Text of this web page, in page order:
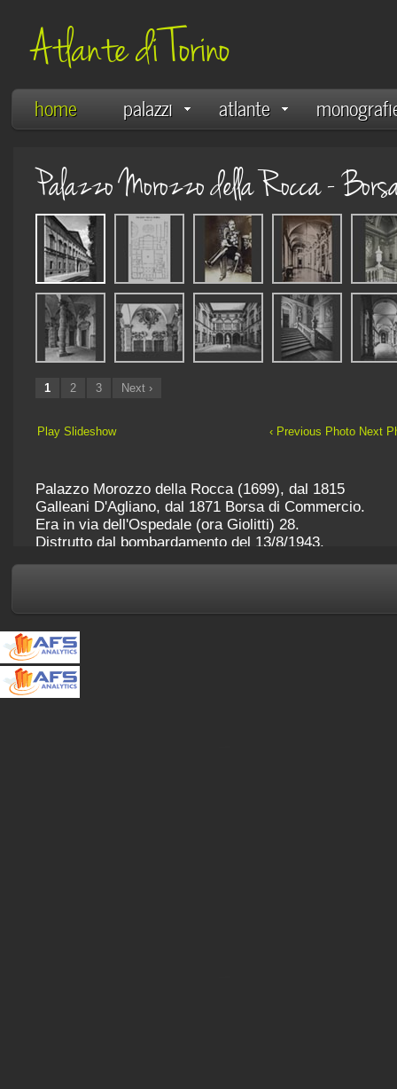
Atlante di Torino
home palazzi atlante
Palazzo Morozzo della Rocca -
1 2 3 Next ›
Play Slideshow ‹ Previous Photo Next
Palazzo Morozzo della Rocca (1699), dal 1815
Galleani D'Agliano, dal 1871 Borsa di Commercio.
Era in via dell'Ospedale (ora Giolitti) 28.
Distrutto dal bombardamento del 13/8/1943.